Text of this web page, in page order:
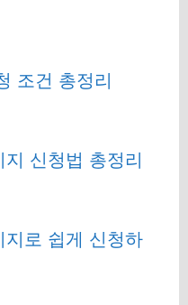
조건 총정리
신청법 총정리
지로 쉽게 신청하